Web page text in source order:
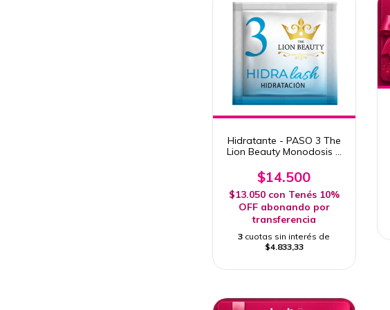
Hidratante - PASO 3 The
Lion Beauty Monodosis 1
$14.500
$13.050 con Tenés 10%
OFF abonando por
transferencia
3 cuotas sin interés de
$4.833,33